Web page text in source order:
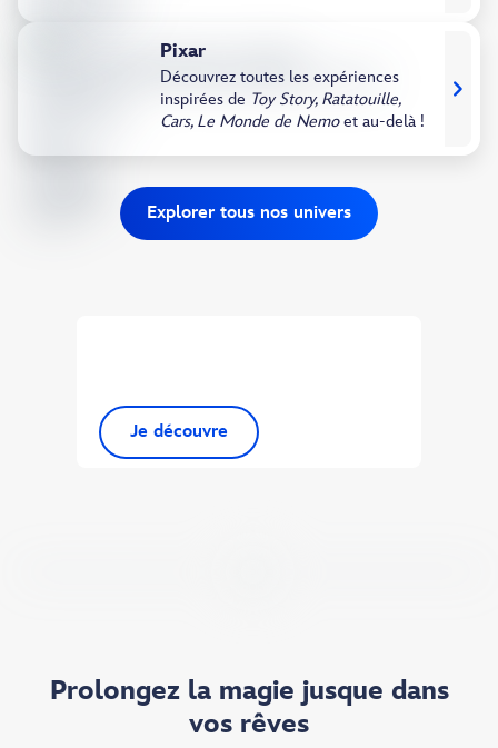
Pixar​
Découvrez toutes les expériences
inspirées de Toy Story, Ratatouille,
Cars, Le Monde de Nemoet au-delà ! ​
Explorer tous nos univers
pour vivre un séjour adapté à toutes vos
envies.Je découvre
Prolongez la magie jusque dans
vos rêves